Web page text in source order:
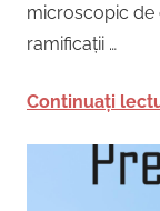
microscopic de
ramificații …
Continuați